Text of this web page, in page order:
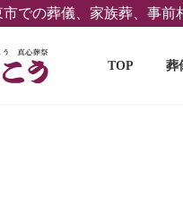
での葬儀、家族葬、事前
TOP 葬